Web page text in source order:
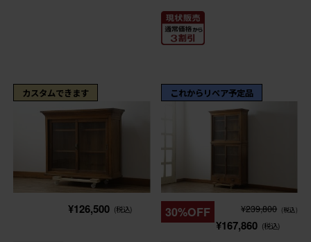
カスタムできます
¥126,500 (税込)
これからリペア予定品
30%OFF ¥239,800 (税込)
¥167,860 (税込)